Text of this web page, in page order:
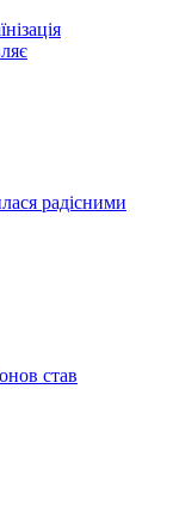
радісними
став